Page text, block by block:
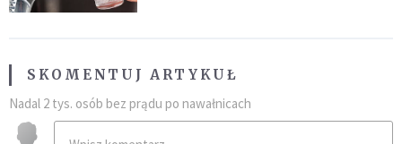
SKOMENTUJ ARTYKUŁ
Nadal 2 tys. osób bez prądu po nawałnicach